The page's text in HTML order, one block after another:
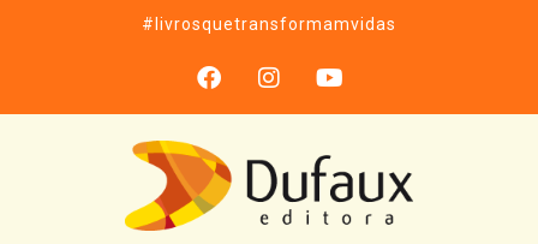
#livrosquetransformamvidas